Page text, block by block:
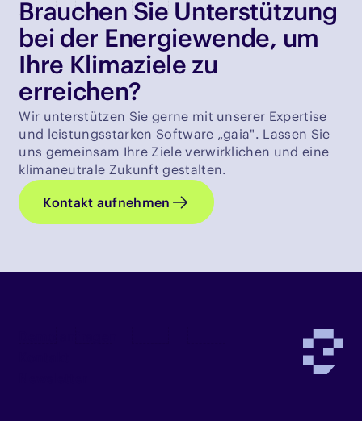
Brauchen Sie Unterstützung
bei der Energiewende, um
Ihre Klimaziele zu
erreichen?
Wir unterstützen Sie gerne mit unserer Expertise
und leistungsstarken Software „gaia". Lassen Sie
uns gemeinsam Ihre Ziele verwirklichen und eine
klimaneutrale Zukunft gestalten.
Kontakt aufnehmen